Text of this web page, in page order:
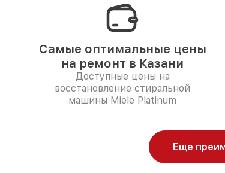
Самые оптимальные цены
на ремонт в Казани
Доступные цены на
восстановление стиральной
машины Miele Platinum
Еще